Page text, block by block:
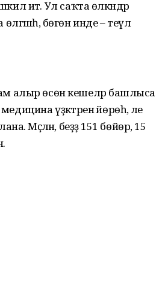
итә. Ул саҡта өлкәндәр
бөгөн инде – теүәл
алыр өсөн кешеләр башлыса
үҙәктәренә йөрөһә, әле
Мәҫәлән, беҙҙә 151 бөйөр, 15